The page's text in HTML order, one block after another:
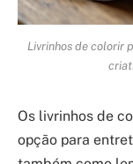
Livrinhos de colorir
Os livrinhos de
opção para